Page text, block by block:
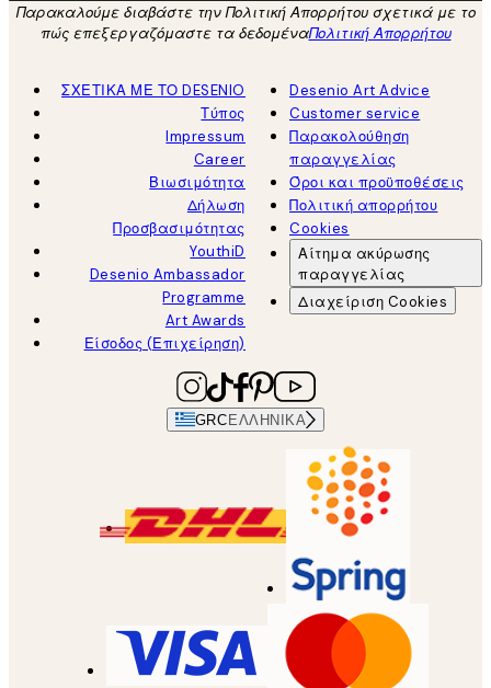
Παρακαλούμε διαβάστε την Πολιτική Απορρήτου σχετικά με το
πώς επεξεργαζόμαστε τα δεδομέναΠολιτική Απορρήτου
ΣΧΕΤΙΚΑ ΜΕ ΤΟ DESENIO
Τύπος
Impressum
Career
Βιωσιμότητα
Δήλωση
Προσβασιμότητας
YouthiD
Desenio Ambassador
Programme
Art Awards
Είσοδος (Επιχείρηση)
Desenio Art Advice
Customer service
Παρακολούθηση
παραγγελίας
Όροι και προϋποθέσεις
Πολιτική απορρήτου
Cookies
Αίτημα ακύρωσης
παραγγελίας
Διαχείριση Cookies
GRCΕΛΛΗΝΙΚΆ